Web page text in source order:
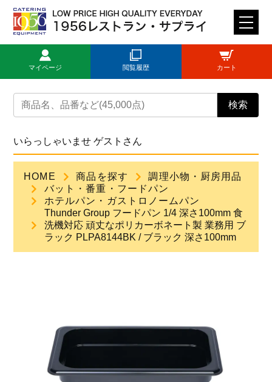
M
E
U
検索
マイページ 閲覧履歴 カート
トップページ
新規登録
商品一覧
ご利用ガイド
会社概要
OEMについて
いらっしゃいませ ゲストさん
HOME 商品を探す
調理小物・厨房用品
バット・番重・フードパン
ホテルパン・ガストロノームパン
Thunder Group フードパン 1/4 深さ100mm 食
洗機対応 頑丈なポリカーボネート製 業務用 ブ
ラック PLPA8144BK / ブラック 深さ100mm